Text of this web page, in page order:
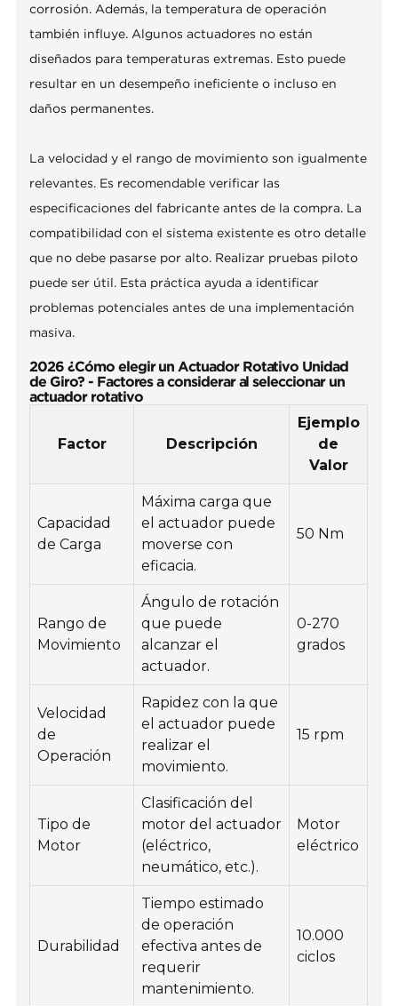
corrosión. Además, la temperatura de operación
también influye. Algunos actuadores no están
diseñados para temperaturas extremas. Esto puede
resultar en un desempeño ineficiente o incluso en
daños permanentes.
La velocidad y el rango de movimiento son igualmente
relevantes. Es recomendable verificar las
especificaciones del fabricante antes de la compra. La
compatibilidad con el sistema existente es otro detalle
que no debe pasarse por alto. Realizar pruebas piloto
puede ser útil. Esta práctica ayuda a identificar
problemas potenciales antes de una implementación
masiva.
2026 ¿Cómo elegir un Actuador Rotativo Unidad
de Giro? - Factores a considerar al seleccionar un
actuador rotativo
Factor Descripción
Ejemplo
de
Valor
Capacidad
de Carga
Máxima carga que
el actuador puede
moverse con
eficacia.
50 Nm
Rango de
Movimiento
Ángulo de rotación
que puede
alcanzar el
actuador.
0-270
grados
Velocidad
de
Operación
Rapidez con la que
el actuador puede
realizar el
movimiento.
15 rpm
Tipo de
Motor
Clasificación del
motor del actuador
(eléctrico,
neumático, etc.).
Motor
eléctrico
Durabilidad
Tiempo estimado
de operación
efectiva antes de
requerir
mantenimiento.
10.000
ciclos